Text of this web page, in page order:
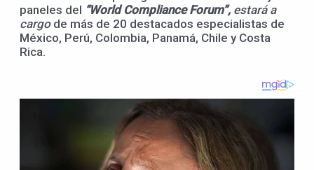
paneles del “World Compliance Forum”, estará a
cargo de más de 20 destacados especialistas de
México, Perú, Colombia, Panamá, Chile y Costa
Rica.